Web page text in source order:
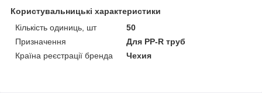
Користувальницькі характеристики
Кількість одиниць, шт
50
Призначення
Для PP-R труб
Країна реєстрації бренда
Чехия